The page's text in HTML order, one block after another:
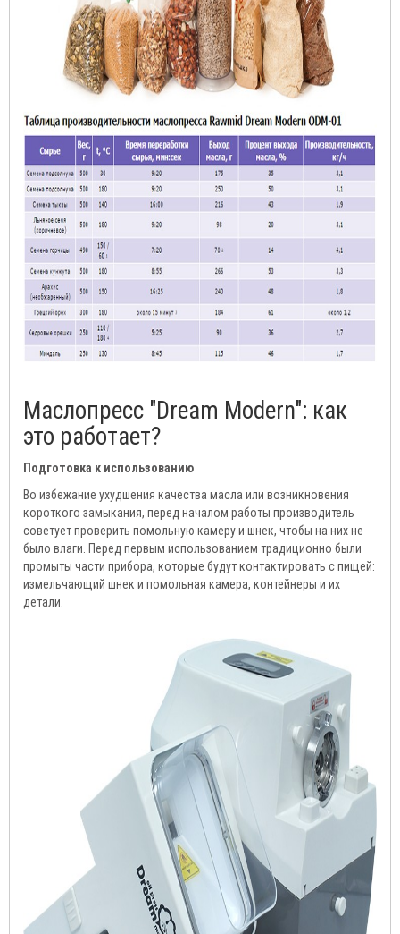
Маслопресс "Dream Modern": как
это работает?
Подготовка к использованию
Во избежание ухудшения качества масла или возникновения
короткого замыкания, перед началом работы производитель
советует проверить помольную камеру и шнек, чтобы на них не
было влаги. Перед первым использованием традиционно были
промыты части прибора, которые будут контактировать с пищей:
измельчающий шнек и помольная камера, контейнеры и их
детали.